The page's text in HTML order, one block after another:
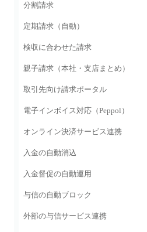
分割請求
定期請求（自動）
検収に合わせた請求
親子請求（本社・支店まとめ）
取引先向け請求ポータル
電子インボイス対応（Peppol）
オンライン決済サービス連携
入金の自動消込
入金督促の自動運用
与信の自動ブロック
外部の与信サービス連携